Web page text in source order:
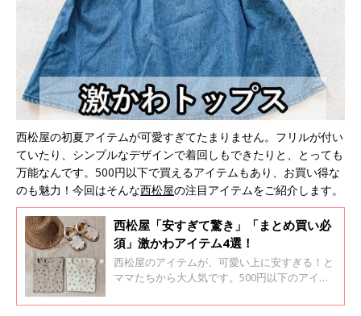
西松屋の初夏アイテムが可愛すぎてたまりません。フリルが付い
ていたり、シンプルなデザインで着回しもできたりと、とっても
万能なんです。500円以下で買えるアイテムもあり、お買い得な
のも魅力！今回はそんな西松屋の注目アイテムをご紹介します。
西松屋「安すぎて驚き」「まとめ買い必
須」激かわアイテム4選！
西松屋のアイテムが、可愛い上に安すぎる！と
ママたちから大人気です。500円以下のアイテ
とめ買いもアリですよ♪ 今回はそんな西松屋の